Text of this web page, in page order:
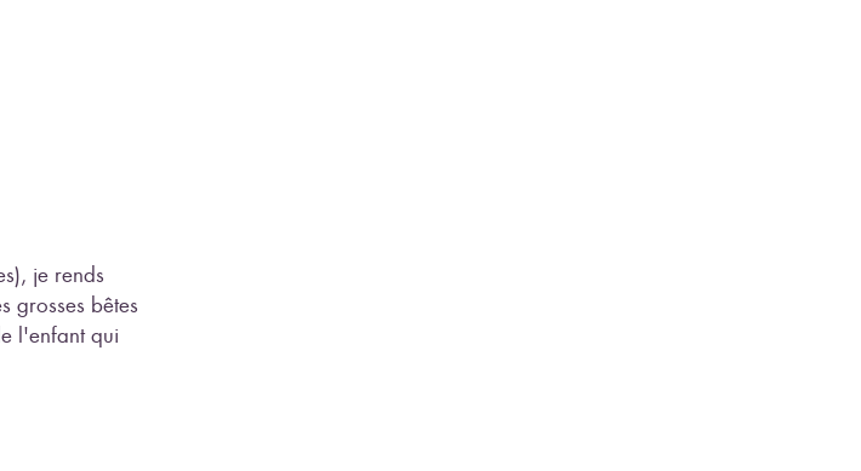
je rends
grosses bêtes
l'enfant qui